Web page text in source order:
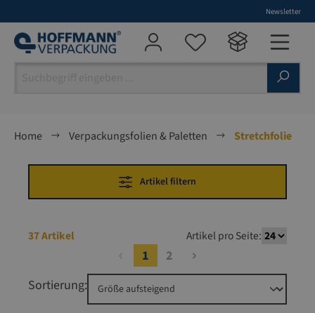
Newsletter
Home Verpackungsfolien & Paletten Stretchfolie
Artikel filtern
37 Artikel Artikel pro Seite:
1
2
Sortierung: